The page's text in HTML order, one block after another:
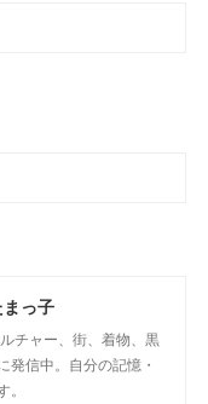
っ子
チャー、街、着物、黒
発信中。自分の記憶・